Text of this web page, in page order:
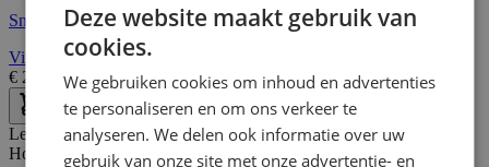
Snelle levering
Vitrinekast Nebas 80cm, 2 deuren & 1 legplank - zwart
€ 295,00 € 409,00
Lengte:81 cm
Hoogte:
80 cm
Deze website maakt gebruik van
cookies.
We gebruiken cookies om inhoud en advertenties
te personaliseren en om ons verkeer te
analyseren. We delen ook informatie over uw
gebruik van onze site met onze advertentie- en